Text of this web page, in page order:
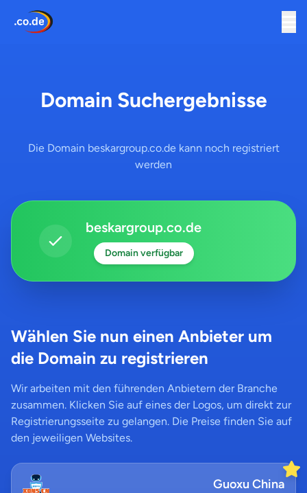
Domain Suchergebnisse
Die Domain beskargroup.co.de kann noch registriert
werden
beskargroup.co.de
Domain verfügbar
Wählen Sie nun einen Anbieter um
die Domain zu registrieren
Wir arbeiten mit den führenden Anbietern der Branche
zusammen. Klicken Sie auf eines der Logos, um direkt zur
Registrierungsseite zu gelangen. Die Preise finden Sie auf
den jeweiligen Websites.
Guoxu China